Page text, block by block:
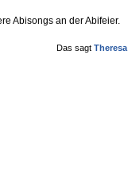
Abisongs an der Abifeier.
Das sagt Theresa